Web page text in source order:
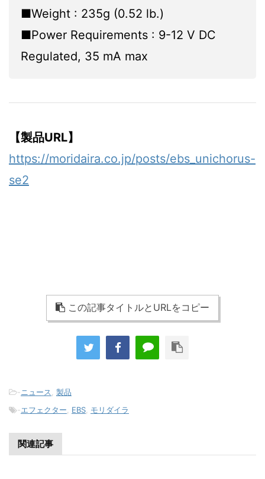
■Weight : 235g (0.52 lb.)
■Power Requirements : 9-12 V DC
Regulated, 35 mA max
【製品URL】
https://moridaira.co.jp/posts/ebs_unichorus-
se2
この記事タイトルとURLをコピー
-ニュース
製品
-エフェクター EBS モリダイラ
関連記事